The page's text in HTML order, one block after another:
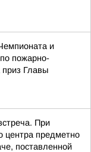
и
пожарно-
приз Главы
При
центра предметно
поставленной